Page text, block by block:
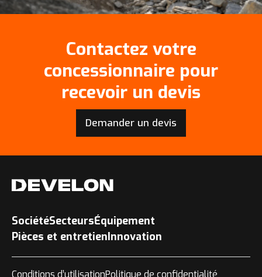
Contactez votre
concessionnaire pour
recevoir un devis
Demander un devis
SociétéSecteursÉquipement
Pièces et entretienInnovation
Conditions d’utilisationPolitique de confidentialité